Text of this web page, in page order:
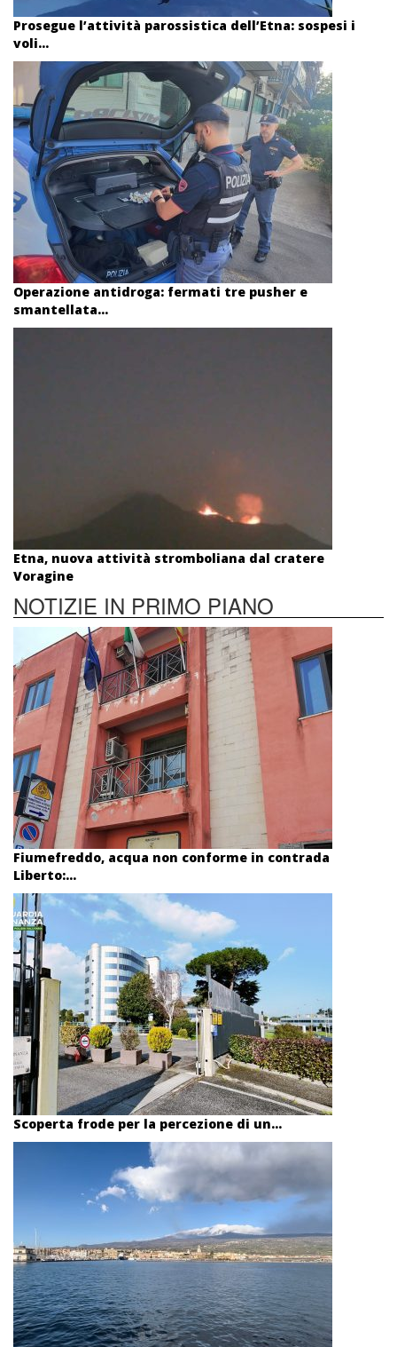
Prosegue l’attività parossistica dell’Etna: sospesi i
voli...
Operazione antidroga: fermati tre pusher e
smantellata...
Etna, nuova attività stromboliana dal cratere
Voragine
NOTIZIE IN PRIMO PIANO
Fiumefreddo, acqua non conforme in contrada
Liberto:...
Scoperta frode per la percezione di un...